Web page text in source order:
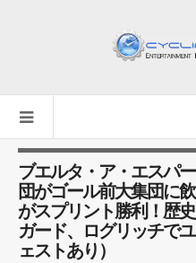
ブエルタ・ア・エスパ
団がゴール前大集団に
がスプリント勝利！歴
ガード、ログリッチで
ェストあり）